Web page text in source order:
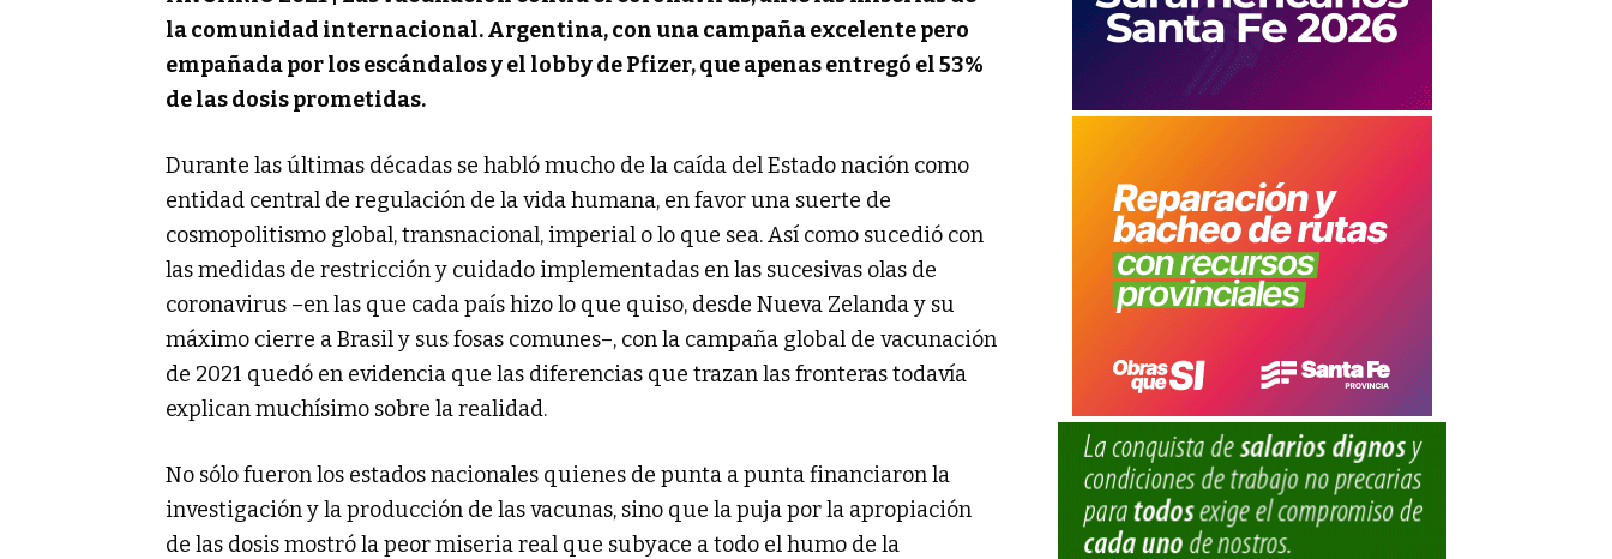
la comunidad internacional. Argentina, con una campaña excelente pero
empañada por los escándalos y el lobby de Pfizer, que apenas entregó el 53%
de las dosis prometidas.
Durante las últimas décadas se habló mucho de la caída del Estado nación como
entidad central de regulación de la vida humana, en favor una suerte de
cosmopolitismo global, transnacional, imperial o lo que sea. Así como sucedió con
las medidas de restricción y cuidado implementadas en las sucesivas olas de
coronavirus –en las que cada país hizo lo que quiso, desde Nueva Zelanda y su
máximo cierre a Brasil y sus fosas comunes–, con la campaña global de vacunación
de 2021 quedó en evidencia que las diferencias que trazan las fronteras todavía
explican muchísimo sobre la realidad.
No sólo fueron los estados nacionales quienes de punta a punta financiaron la
investigación y la producción de las vacunas, sino que la puja por la apropiación
de las dosis mostró la peor miseria real que subyace a todo el humo de la